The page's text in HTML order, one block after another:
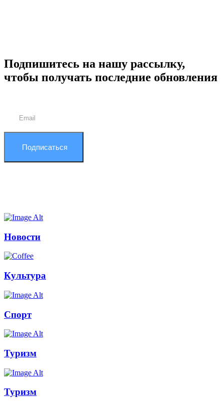
Подпишитесь на нашу рассылку,
чтобы получать последние обновления
Подписаться
Новости
Культура
Спорт
Туризм
Туризм